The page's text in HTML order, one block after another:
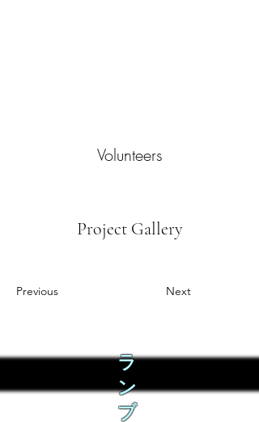
Volunteers
Project Gallery
Previous Next
ラ
ン
ブ